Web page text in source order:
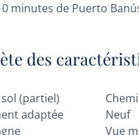
minutes de Puerto
des
(partiel)
adaptée
Neuf
Vue